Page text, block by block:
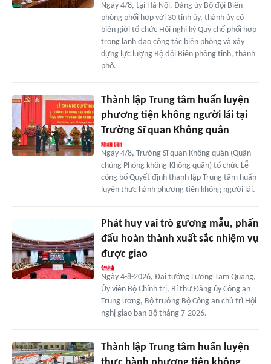
Ngày 4/8, tại Hà Nội, Đảng ủy Bộ đội Biên
phòng phối hợp với 30 tỉnh ủy, thành ủy có
biên giới tổ chức Hội nghị ký Quy chế phối hợp
trong lãnh đạo công tác biên phòng và xây
dựng lực lượng Bộ đội Biên phòng tỉnh, thành
phố.
Thành lập Trung tâm huấn luyện
phương tiện không người lái tại
Trường Sĩ quan Không quân
Ngày 4/8, Trường Sĩ quan Không quân (Quân
chủng Phòng không-Không quân) tổ chức Lễ
công bố Quyết định thành lập Trung tâm huấn
luyện thực hành phương tiện không người lái.
Phát huy vai trò gương mẫu, phấn
đấu hoàn thành xuất sắc nhiệm vụ
được giao
Ngày 4-8-2026, Đại tướng Lương Tam Quang,
Ủy viên Bộ Chính trị, Bí thư Đảng ủy Công an
Trung ương, Bộ trưởng Bộ Công an chủ trì Hội
nghị giao ban Bộ tháng 7-2026.
Thành lập Trung tâm huấn luyện